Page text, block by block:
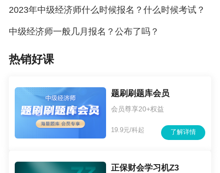
2023年中级经济师什么时候报名？什么时候考试？
中级经济师一般几月报名？公布了吗？
热销好课
题刷刷题库会员
会员尊享20+权益
了解详情
19.9元/科起
正保财会学习机Z3